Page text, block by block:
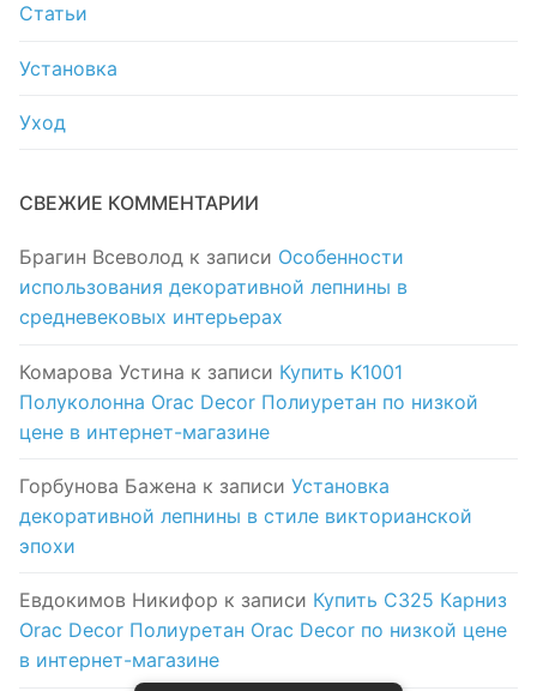
Статьи
Установка
Уход
СВЕЖИЕ КОММЕНТАРИИ
Брагин Всеволод к записи Особенности
использования декоративной лепнины в
средневековых интерьерах
Комарова Устина к записи Купить K1001
Полуколонна Orac Decor Полиуретан по низкой
цене в интернет-магазине
Горбунова Бажена к записи Установка
декоративной лепнины в стиле викторианской
эпохи
Евдокимов Никифор к записи Купить C325 Карниз
Orac Decor Полиуретан Orac Decor по низкой цене
в интернет-магазине